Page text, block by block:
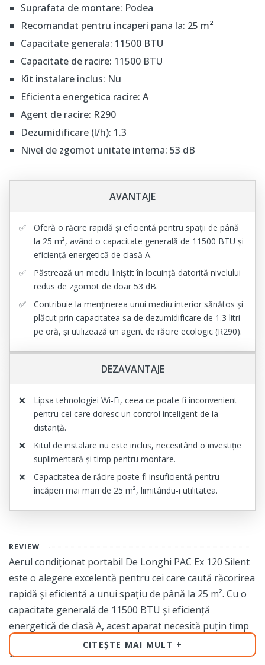
Suprafata de montare: Podea
Recomandat pentru incaperi pana la: 25 m²
Capacitate generala: 11500 BTU
Capacitate de racire: 11500 BTU
Kit instalare inclus: Nu
Eficienta energetica racire: A
Agent de racire: R290
Dezumidificare (l/h): 1.3
Nivel de zgomot unitate interna: 53 dB
AVANTAJE
Oferă o răcire rapidă și eficientă pentru spații de până
la 25 m², având o capacitate generală de 11500 BTU și
eficiență energetică de clasă A.
Păstrează un mediu liniștit în locuință datorită nivelului
redus de zgomot de doar 53 dB.
Contribuie la menținerea unui mediu interior sănătos și
plăcut prin capacitatea sa de dezumidificare de 1.3 litri
pe oră, și utilizează un agent de răcire ecologic (R290).
DEZAVANTAJE
Lipsa tehnologiei Wi-Fi, ceea ce poate fi inconvenient
pentru cei care doresc un control inteligent de la
distanță.
Kitul de instalare nu este inclus, necesitând o investiție
suplimentară și timp pentru montare.
Capacitatea de răcire poate fi insuficientă pentru
încăperi mai mari de 25 m², limitându-i utilitatea.
REVIEW
Aerul condiționat portabil De Longhi PAC Ex 120 Silent
este o alegere excelentă pentru cei care caută răcorirea
rapidă și eficientă a unui spațiu de până la 25 m². Cu o
capacitate generală de 11500 BTU și eficiență
energetică de clasă A, acest aparat necesită puțin timp
pentru a crea un climat confortabil. Mai mult, agentul
de răcire R290 este ecologic, asigurând funcționarea
CITEȘTE MAI MULT